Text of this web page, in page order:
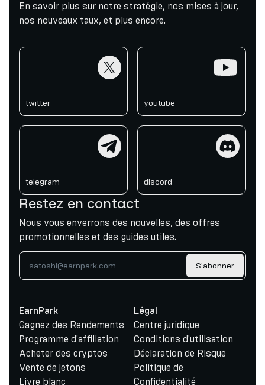
En savoir plus sur notre stratégie, nos mises à jour,
nos nouveaux taux, et plus encore.
twitter youtube
telegram discord
Restez en contact
Nous vous enverrons des nouvelles, des offres
promotionnelles et des guides utiles.
S'abonner
EarnPark
Gagnez des Rendements
Programme d'affiliation
Acheter des cryptos
Vente de jetons
Livre blanc
Légal
Centre juridique
Conditions d'utilisation
Déclaration de Risque
Politique de
Confidentialité